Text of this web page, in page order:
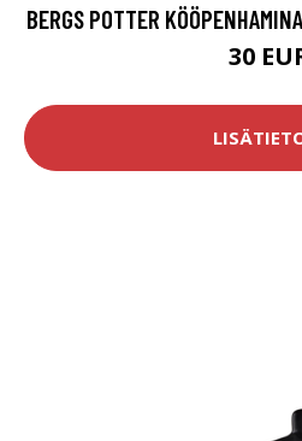
BERGS POTTER
30